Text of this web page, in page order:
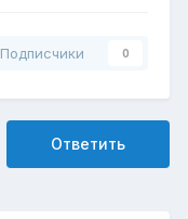
Подписчики 0
Ответить